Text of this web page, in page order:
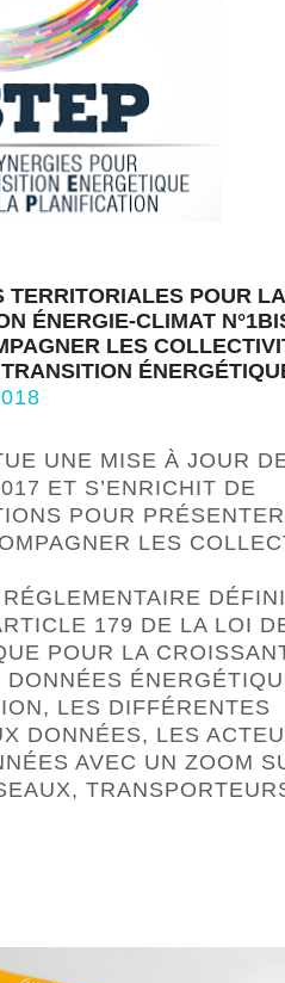
TERRITORIALES POUR LA
ÉNERGIE-CLIMAT
LES
UNE MISE À JOUR
ET S’ENRICHIT DE
POUR
LES
179 DE LA LOI
POUR LA
LES DIFFÉRENTES
DONNÉES, LES
AVEC UN ZOOM